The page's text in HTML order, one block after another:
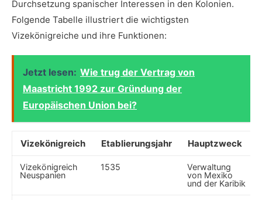
Durchsetzung ​spanischer Interessen⁢ in ‌den Kolonien.
Folgende‍ Tabelle illustriert die ⁢wichtigsten‍
Vizekönigreiche‌ und ihre Funktionen:
Jetzt lesen: Wie trug der Vertrag von
Maastricht 1992 zur Gründung der
Europäischen Union bei?
Vizekönigreich Etablierungsjahr Hauptzweck
Vizekönigreich
Neuspanien
1535
Verwaltung
von ⁢Mexiko
und der‌ Karibik